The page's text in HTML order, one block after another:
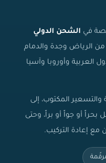
في الشحن الدولي
من الرياض وجدة والدمام
العربية وأوروبا وآسيا
المكتوب، إلى
أو جواً أو براً، وحتى
مع إعادة التركيب.